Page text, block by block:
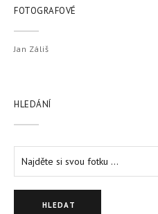
FOTOGRAFOVÉ
Jan Záliš
HLEDÁNÍ